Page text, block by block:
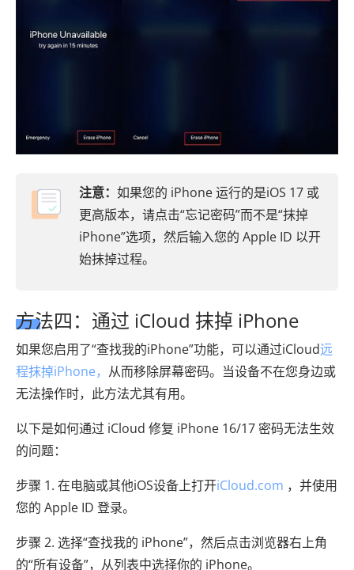
注意： 如果您的 iPhone 运行的是iOS 17 或
更高版本，请点击“忘记密码”而不是“抹掉
iPhone”选项，然后输入您的 Apple ID 以开
始抹掉过程。
方法四：通过 iCloud 抹掉 iPhone
如果您启用了“查找我的iPhone”功能，可以通过iCloud远
程抹掉iPhone， 从而移除屏幕密码。当设备不在您身边或
无法操作时，此方法尤其有用。
以下是如何通过 iCloud 修复 iPhone 16/17 密码无法生效
的问题：
步骤 1. 在电脑或其他iOS设备上打开iCloud.com ，并使用
您的 Apple ID 登录。
步骤 2. 选择“查找我的 iPhone”，然后点击浏览器右上角
的“所有设备”，从列表中选择你的 iPhone。